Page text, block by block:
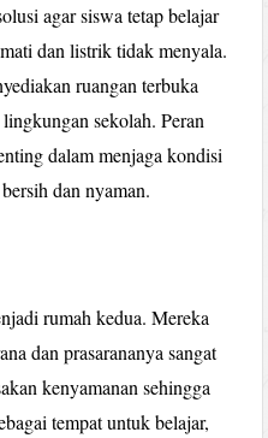
agar siswa tetap belajar
dan listrik tidak menyala.
ruangan terbuka
sekolah. Peran
dalam menjaga kondisi
dan nyaman.
rumah kedua. Mereka
dan prasarananya sangat
kenyamanan sehingga
tempat untuk belajar,